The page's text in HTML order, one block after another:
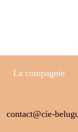
La compagnie
contact@cie-